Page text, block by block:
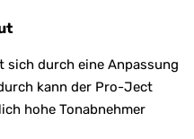
sich durch eine Anpassung
kann der Pro-Ject
hohe Tonabnehmer